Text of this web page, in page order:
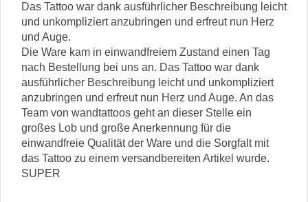
Das Tattoo war dank ausführlicher Beschreibung leicht
und unkompliziert anzubringen und erfreut nun Herz
und Auge.
Die Ware kam in einwandfreiem Zustand einen Tag
nach Bestellung bei uns an. Das Tattoo war dank
ausführlicher Beschreibung leicht und unkompliziert
anzubringen und erfreut nun Herz und Auge. An das
Team von wandtattoos geht an dieser Stelle ein
großes Lob und große Anerkennung für die
einwandfreie Qualität der Ware und die Sorgfalt mit
das Tattoo zu einem versandbereiten Artikel wurde.
SUPER